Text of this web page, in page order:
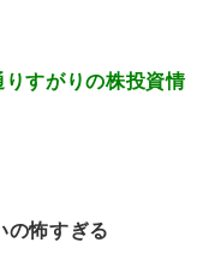
すがりの株投資情
の怖すぎる